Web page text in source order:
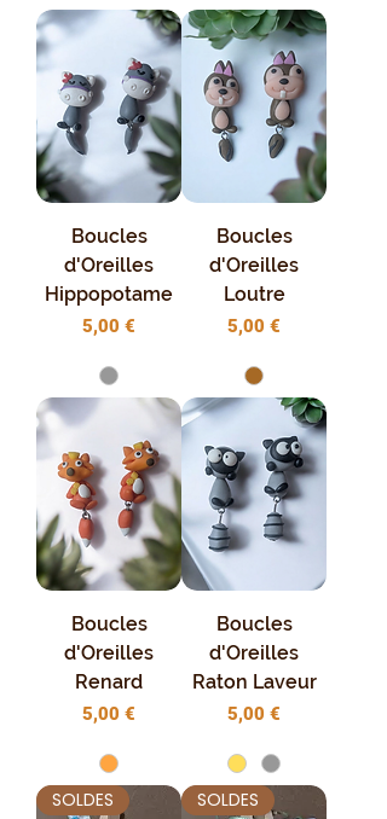
Boucles
d'Oreilles
Hippopotame
Prix
5,00 €
Boucles
d'Oreilles
Loutre
Prix
5,00 €
Boucles
d'Oreilles
Renard
Prix
5,00 €
Boucles
d'Oreilles
Raton Laveur
Prix
5,00 €
SOLDES SOLDES